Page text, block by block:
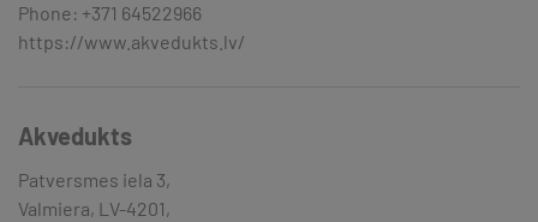
Phone: +371 64522966
https://www.akvedukts.lv/
Akvedukts
Patversmes iela 3,
Valmiera, LV-4201,